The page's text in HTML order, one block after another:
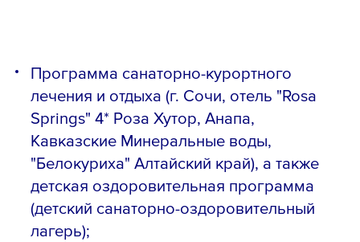
Программа санаторно-курортного
лечения и отдыха (г. Сочи, отель "Rosa
Springs" 4* Роза Хутор, Анапа,
Кавказские Минеральные воды,
"Белокуриха" Алтайский край), а также
детская оздоровительная программа
(детский санаторно-оздоровительный
лагерь);